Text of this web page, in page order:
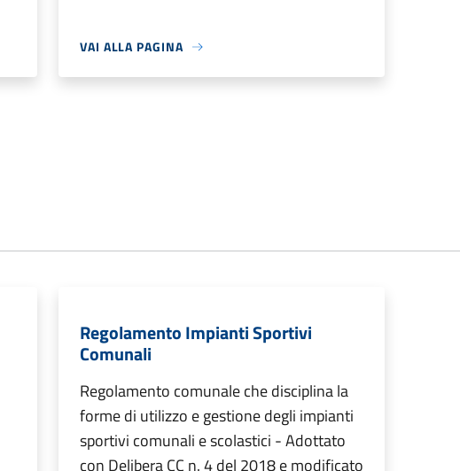
VAI ALLA PAGINA
Regolamento Impianti Sportivi
Comunali
Regolamento comunale che disciplina la
forme di utilizzo e gestione degli impianti
sportivi comunali e scolastici - Adottato
con Delibera CC n. 4 del 2018 e modificato